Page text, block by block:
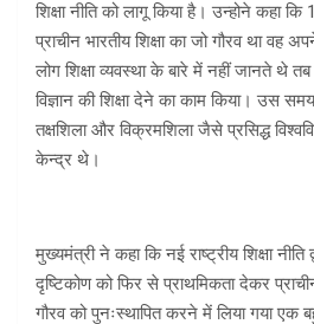
शिक्षा नीति को लागू किया है। उन्होने कहा कि
प्राचीन भारतीय शिक्षा का जो गौरव था वह
लोग शिक्षा व्यवस्था के बारे में नहीं जानते थे
विज्ञान की शिक्षा देने का काम किया। उस
तक्षशिला और विक्रमशिला जैसे प्रसिद्ध
केन्द्र थे।
मुख्यमंत्री ने कहा कि नई राष्ट्रीय शिक्षा नीति
दृष्टिकोण को फिर से प्राथमिकता देकर
गौरव को पुनःस्थापित करने में लिया गया एक